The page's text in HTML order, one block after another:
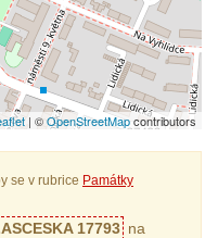
| ©OpenStreetMapcontributors
se v rubrice Památky
17793 na